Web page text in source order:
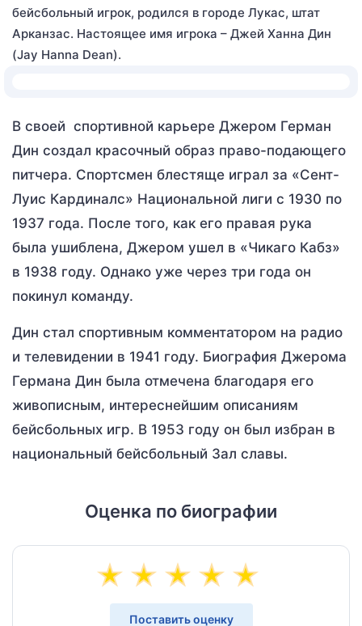
бейсбольный игрок, родился в городе Лукас, штат
Арканзас. Настоящее имя игрока – Джей Ханна Дин
(Jay Hanna Dean).
В своей спортивной карьере Джером Герман
Дин создал красочный образ право-подающего
питчера. Спортсмен блестяще играл за «Сент-
Луис Кардиналс» Национальной лиги с 1930 по
1937 года. После того, как его правая рука
была ушиблена, Джером ушел в «Чикаго Кабз»
в 1938 году. Однако уже через три года он
покинул команду.
Дин стал спортивным комментатором на радио
и телевидении в 1941 году. Биография Джерома
Германа Дин была отмечена благодаря его
живописным, интереснейшим описаниям
бейсбольных игр. В 1953 году он был избран в
национальный бейсбольный Зал славы.
Оценка по биографии
Поставить оценку